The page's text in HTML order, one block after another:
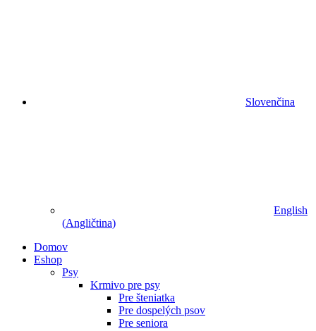
Slovenčina
English
(Angličtina)
Domov
Eshop
Psy
Krmivo pre psy
Pre šteniatka
Pre dospelých psov
Pre seniora